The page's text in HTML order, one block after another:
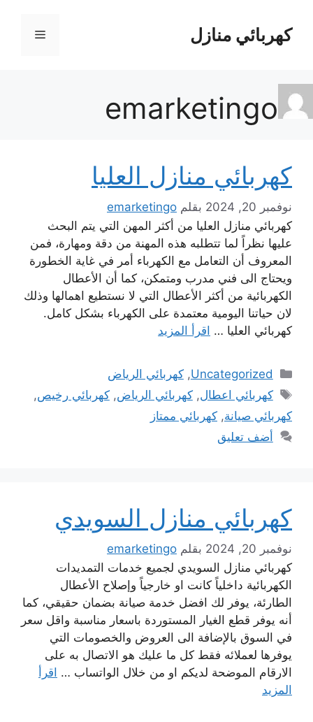
المحتوىكهربائي منازل القائمة
emarketingo
كهربائي منازل العليا
نوفمبر 20, 2024 بقلم emarketingo
كهربائي منازل العليا من أكثر المهن التي يتم البحث
عليها نظراً لما تتطلبه هذه المهنة من دقة ومهارة، فمن
المعروف أن التعامل مع الكهرباء أمر في غاية الخطورة
ويحتاج الى فني مدرب ومتمكن، كما أن الأعطال
الكهربائية من أكثر الأعطال التي لا نستطيع اهمالها وذلك
لان حياتنا اليومية معتمدة على الكهرباء بشكل كامل.
كهربائي العليا … اقرأ المزيد
التصنيفات
Uncategorized
,كهربائي الرياض
الوسوم
كهربائي اعطال,كهربائي الرياض,كهربائي رخيص,
كهربائي صيانة, كهربائي ممتاز
أضف تعليق
كهربائي منازل السويدي
نوفمبر 20, 2024 بقلم emarketingo
كهربائي منازل السويدي لجميع خدمات التمديدات
الكهربائية داخلياً كانت او خارجياً وإصلاح الأعطال
الطارئة، يوفر لك افضل خدمة صيانة بضمان حقيقي، كما
أنه يوفر قطع الغيار المستوردة باسعار مناسبة واقل سعر
في السوق بالإضافة الى العروض والخصومات التي
يوفرها لعملائه فقط كل ما عليك هو الاتصال به على
الارقام الموضحة لديكم او من خلال الواتساب … اقرأ
المزيد